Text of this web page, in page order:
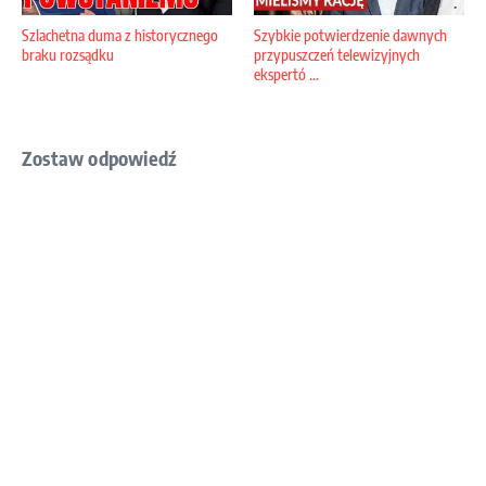
Szlachetna duma z historycznego
braku rozsądku
Szybkie potwierdzenie dawnych
przypuszczeń telewizyjnych
ekspertó ...
Zostaw odpowiedź